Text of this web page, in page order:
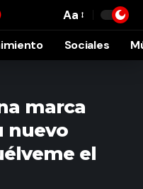
Font
Resizer
Aa
Sociales
marca
nuevo
el